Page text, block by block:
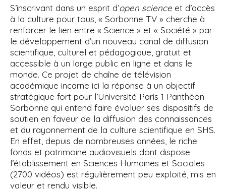
N
G
U
E
S’inscrivant dans un esprit d’open science et d’accès
à la culture pour tous, « Sorbonne TV » cherche à
renforcer le lien entre « Science » et « Société » par
le développement d’un nouveau canal de diffusion
scientifique, culturel et pédagogique, gratuit et
accessible à un large public en ligne et dans le
monde. Ce projet de chaîne de télévision
académique incarne ici la réponse à un objectif
stratégique fort pour l’Université Paris 1 Panthéon-
Sorbonne qui entend faire évoluer ses dispositifs de
soutien en faveur de la diffusion des connaissances
et du rayonnement de la culture scientifique en SHS.
En effet, depuis de nombreuses années, le riche
fonds et patrimoine audiovisuels dont dispose
l’établissement en Sciences Humaines et Sociales
(2700 vidéos) est régulièrement peu exploité, mis en
valeur et rendu visible.